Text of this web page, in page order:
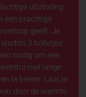
uitstraling
een prachtige
geeft. Je
3 bolletjes
nodig om een
met lange
te breien. Laat je
door de warmte